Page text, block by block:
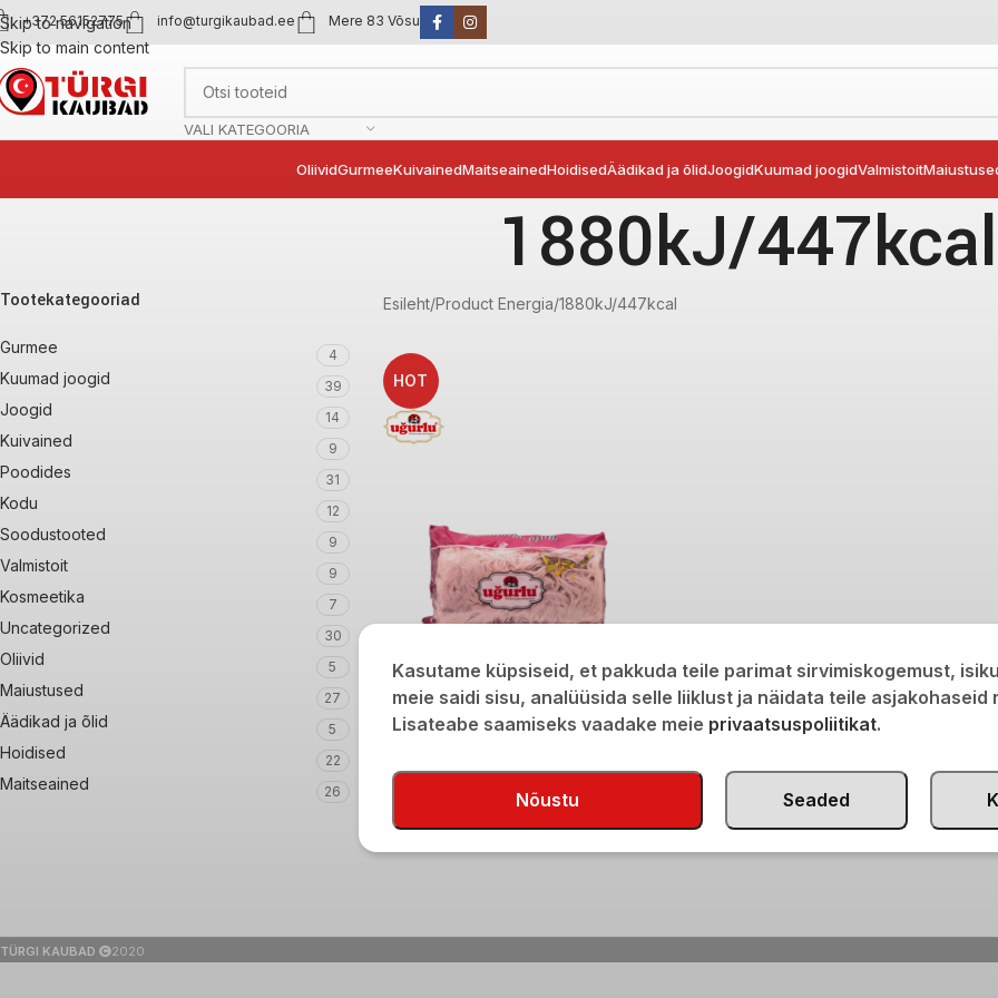
Skip to navigation
Skip to main content
+372 56152775 info@turgikaubad.ee Mere 83 Võsu
VALI KATEGOORIA
OliividGurmeeKuivainedMaitseainedHoidisedÄädikad ja õlidJoogidKuumad joogidValmistoit
1880kJ/447kcal
Tootekategooriad
Gurmee 4
Kuumad joogid 39
Joogid 14
Kuivained 9
Poodides 31
Kodu 12
Soodustooted 9
Valmistoit 9
Kosmeetika 7
Uncategorized 30
Oliivid 5
Maiustused 27
Äädikad ja õlid 5
Hoidised 22
Maitseained 26
Esileht Product Energia 1880kJ/447kcal
HOT
Ugurlu granaatõunamaitseline niithalvaa
220g
€5,40
TÜRGI KAUBAD 2020
Kasutame küpsiseid, et pakkuda teile parimat sirvimiskogemust,
meie saidi sisu, analüüsida selle liiklust ja näidata teile asjakohaseid
Lisateabe saamiseks vaadake meie privaatsuspoliitikat.
Nõustu Seaded